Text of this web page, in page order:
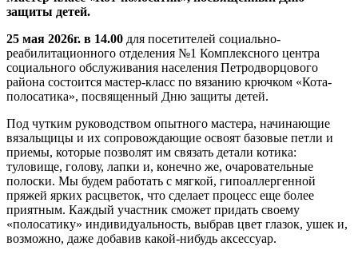
защиты детей.
25 мая 2026г. в 14.00 для посетителей социально-
реабилитационного отделения №1 Комплексного центра
социального обслуживания населения Петродворцового
района состоится мастер-класс по вязанию крючком «Кота-
полосатика», посвященный Дню защиты детей.
Под чутким руководством опытного мастера, начинающие
вязальщицы и их сопровождающие освоят базовые петли и
приемы, которые позволят им связать детали котика:
туловище, голову, лапки и, конечно же, очаровательные
полоски. Мы будем работать с мягкой, гипоаллергенной
пряжей ярких расцветок, что сделает процесс еще более
приятным. Каждый участник сможет придать своему
«полосатику» индивидуальность, выбрав цвет глазок, ушек и,
возможно, даже добавив какой-нибудь аксессуар.